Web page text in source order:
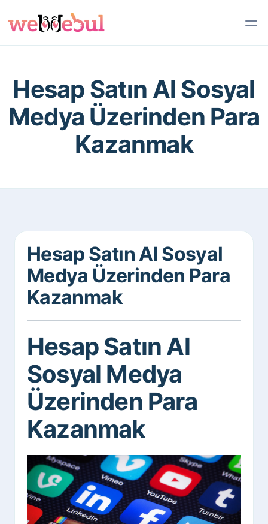
Hesap Satın Al Sosyal
Medya Üzerinden Para
Kazanmak
Hesap Satın Al Sosyal
Medya Üzerinden Para
Kazanmak
Hesap Satın Al
Sosyal Medya
Üzerinden Para
Kazanmak